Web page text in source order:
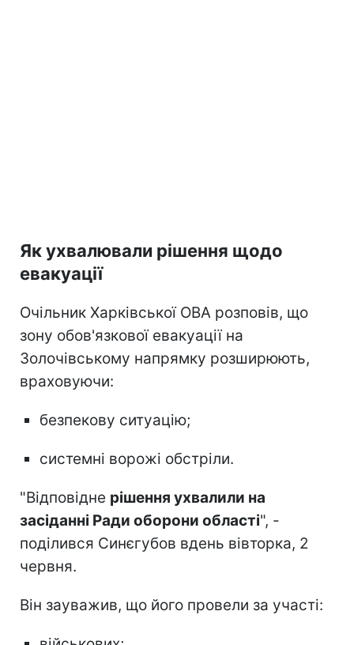
Як ухвалювали рішення щодо
евакуації
Очільник Харківської ОВА розповів, що
зону обов'язкової евакуації на
Золочівському напрямку розширюють,
враховуючи:
безпекову ситуацію;
системні ворожі обстріли.
"Відповідне рішення ухвалили на
засіданні Ради оборони області", -
поділився Синєгубов вдень вівторка, 2
червня.
Він зауважив, що його провели за участі: